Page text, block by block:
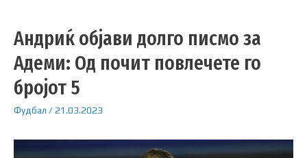
Андриќ објави долго писмо за
Адеми: Од почит повлечете го
бројот 5
Фудбал /21.03.2023